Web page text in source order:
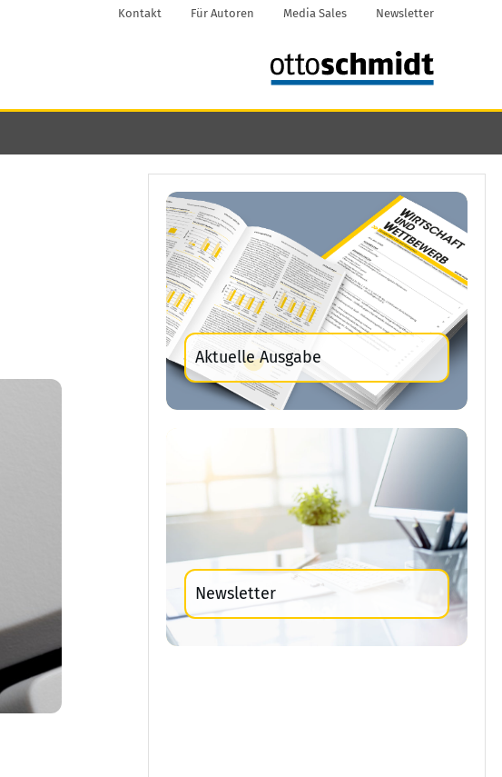
Kontakt Für Autoren Media Sales Newsletter
Aktuelle Ausgabe
Newsletter